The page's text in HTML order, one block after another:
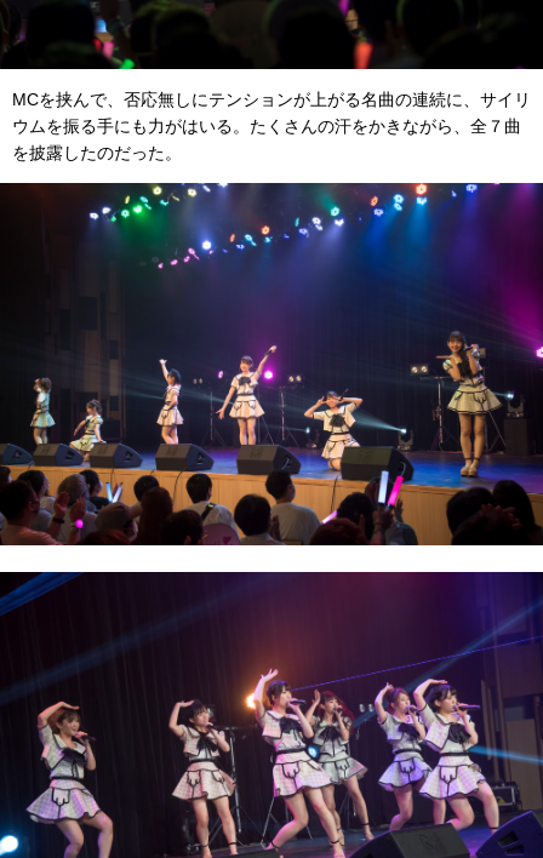
MCを挟んで、否応無しにテンションが上がる名曲の連続に、サイリ
ウムを振る手にも力がはいる。たくさんの汗をかきながら、全７曲
を披露したのだった。